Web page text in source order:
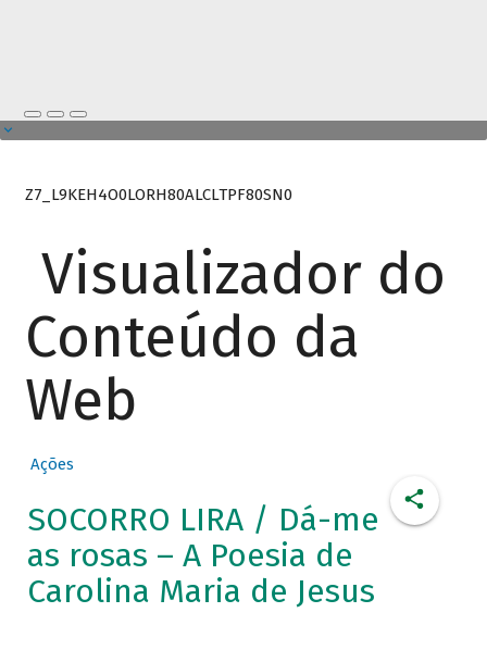
Z7_L9KEH4O0LORH80ALCLTPF80SN0
Visualizador do
Conteúdo da
Web
Ações
SOCORRO LIRA / Dá-me
as rosas – A Poesia de
Carolina Maria de Jesus